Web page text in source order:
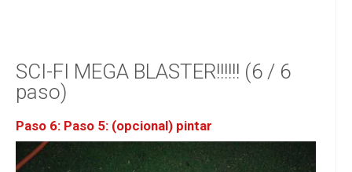
SCI-FI MEGA BLASTER!!!!!! (6 / 6
paso)
Paso 6: Paso 5: (opcional) pintar